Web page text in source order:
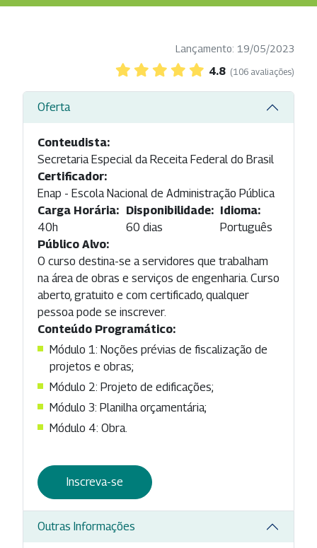
Lançamento: 19/05/2023
4.8 (106 avaliações)
Oferta
Conteudista:
Secretaria Especial da Receita Federal do Brasil
Certificador:
Enap - Escola Nacional de Administração Pública
Carga Horária:
40h
Disponibilidade:
60 dias
Idioma:
Português
Público Alvo:
O curso destina-se a servidores que trabalham
na área de obras e serviços de engenharia. Curso
aberto, gratuito e com certificado, qualquer
pessoa pode se inscrever.
Conteúdo Programático:
Módulo 1: Noções prévias de fiscalização de
projetos e obras;
Módulo 2: Projeto de edificações;
Módulo 3: Planilha orçamentária;
Módulo 4: Obra.
Inscreva-se
Outras Informações